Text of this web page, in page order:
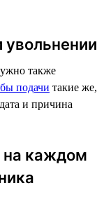
также
подачи такие же,
и причина
на каждом